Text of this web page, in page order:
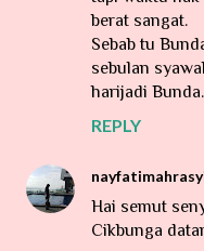
berat sangat.
Sebab tu
sebulan
harijadi
REPLY
Hai semut
Cikbunga